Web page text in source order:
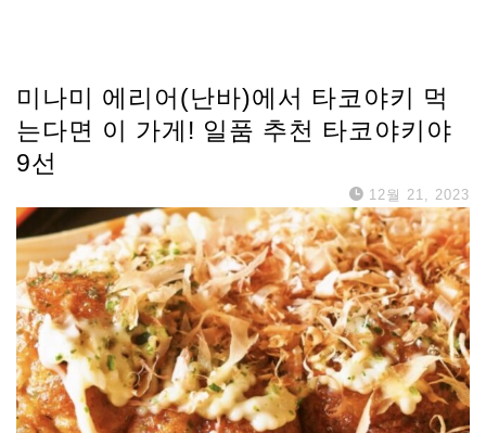
미나미 에리어(난바)에서 타코야키 먹
는다면 이 가게! 일품 추천 타코야키야
9선
12월 21, 2023